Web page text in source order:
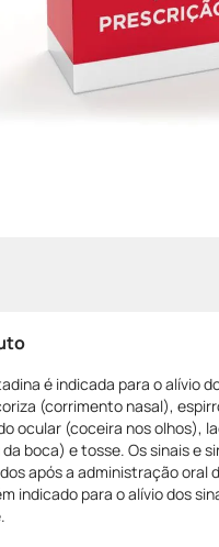
é indicada para o alívio
(corrimento nasal),
ocular (coceira nos olhos),
boca) e tosse. Os sinais e
após a administração oral
indicado para o alívio dos